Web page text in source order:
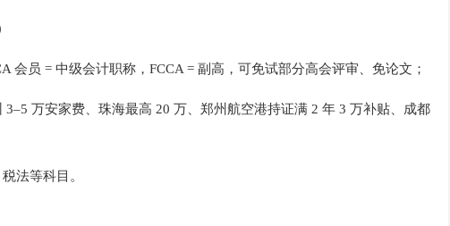
会员 = 中级会计职称，FCCA = 副高，可免试部分高会评审、免论文；
3–5 万安家费、珠海最高 20 万、郑州航空港持证满 2 年 3 万补贴、成都
法等科目。